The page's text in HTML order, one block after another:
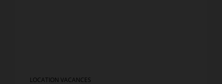
LOCATION VACANCES